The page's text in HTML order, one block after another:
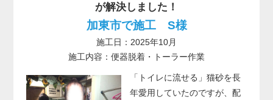
が解決しました！
加東市で施工 S様
施工日：2025年10月
施工内容：便器脱着・トーラー作業
「トイレに流せる」猫砂を長
年愛用していたのですが、配